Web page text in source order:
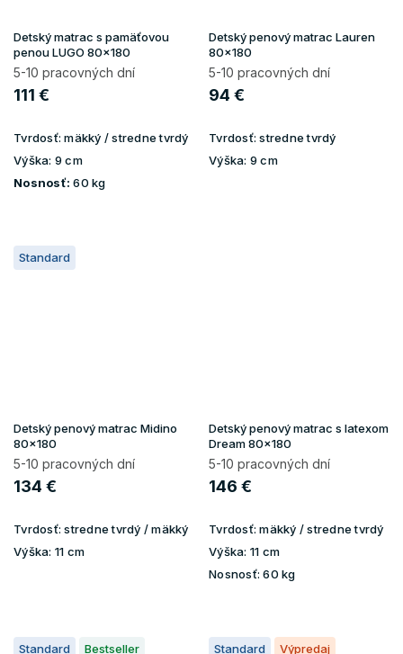
Detský matrac s pamäťovou
penou LUGO 80x180
5-10 pracovných dní
111 €
Tvrdosť: mäkký / stredne tvrdý
Výška: 9 cm
Nosnosť: 60 kg
Detský penový matrac Lauren
80x180
5-10 pracovných dní
94 €
Tvrdosť: stredne tvrdý
Výška: 9 cm
Standard
Detský penový matrac Midino
80x180
5-10 pracovných dní
134 €
Tvrdosť: stredne tvrdý / mäkký
Výška: 11 cm
Detský penový matrac s latexom
Dream 80x180
5-10 pracovných dní
146 €
Tvrdosť: mäkký / stredne tvrdý
Výška: 11 cm
Nosnosť: 60 kg
Standard Bestseller Standard Výpredaj